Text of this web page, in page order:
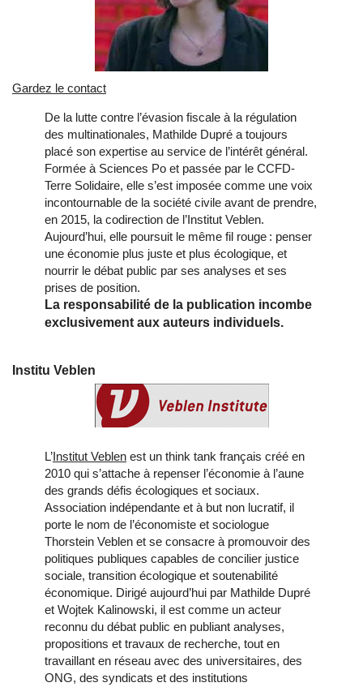
Gardez le contact
De la lutte contre l’évasion fiscale à la régulation
des multinationales, Mathilde Dupré a toujours
placé son expertise au service de l’intérêt général.
Formée à Sciences Po et passée par le CCFD-
Terre Solidaire, elle s’est imposée comme une voix
incontournable de la société civile avant de prendre,
en 2015, la codirection de l’Institut Veblen.
Aujourd’hui, elle poursuit le même fil rouge : penser
une économie plus juste et plus écologique, et
nourrir le débat public par ses analyses et ses
prises de position.
La responsabilité de la publication incombe
exclusivement aux auteurs individuels.
Institu Veblen
L’Institut Veblen est un think tank français créé en
2010 qui s’attache à repenser l’économie à l’aune
des grands défis écologiques et sociaux.
Association indépendante et à but non lucratif, il
porte le nom de l’économiste et sociologue
Thorstein Veblen et se consacre à promouvoir des
politiques publiques capables de concilier justice
sociale, transition écologique et soutenabilité
économique. Dirigé aujourd’hui par Mathilde Dupré
et Wojtek Kalinowski, il est comme un acteur
reconnu du débat public en publiant analyses,
propositions et travaux de recherche, tout en
travaillant en réseau avec des universitaires, des
ONG, des syndicats et des institutions